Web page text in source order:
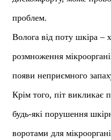
проблем.
Волога від поту шкіра –
розмноження
появи неприємного
Крім того, піт викликає
будь-які порушення
воротами для